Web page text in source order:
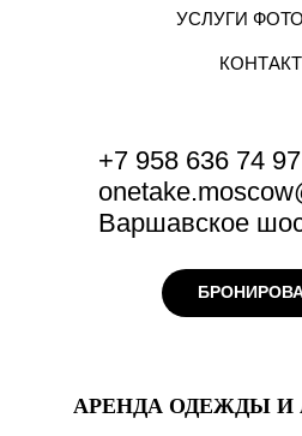
УСЛУГИ
+7 958 636 74 97
Варшавское
АРЕНДА ОДЕЖДЫ И